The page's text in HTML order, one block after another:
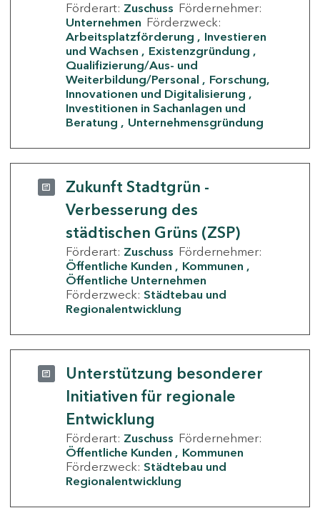
Förderart: Zuschuss Fördernehmer:
Unternehmen Förderzweck:
Arbeitsplatzförderung
Investieren
und Wachsen
Existenzgründung
Qualifizierung/Aus- und
Weiterbildung/Personal
Forschung,
Innovationen und Digitalisierung
Investitionen in Sachanlagen und
Beratung
Unternehmensgründung
Zukunft Stadtgrün -
Verbesserung des
städtischen Grüns (ZSP)
Förderart: Zuschuss Fördernehmer:
Öffentliche Kunden
Kommunen
Öffentliche Unternehmen
Förderzweck: Städtebau und
Regionalentwicklung
Unterstützung besonderer
Initiativen für regionale
Entwicklung
Förderart: Zuschuss Fördernehmer:
Öffentliche Kunden
Kommunen
Förderzweck: Städtebau und
Regionalentwicklung